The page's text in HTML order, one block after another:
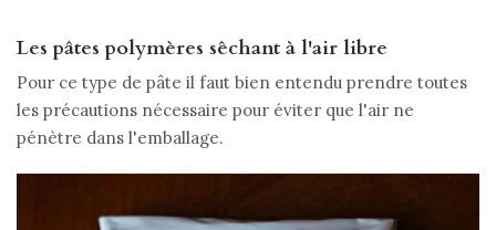
Les pâtes polymères sêchant à l'air libre
Pour ce type de pâte il faut bien entendu prendre toutes
les précautions nécessaire pour éviter que l'air ne
pénètre dans l'emballage.